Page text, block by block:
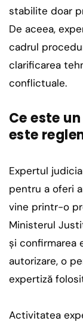
stabilite doar
De aceea,
cadrul
clarificarea
conflictuale.
Ce este
este
Expertul
pentru a oferi
vine printr-o
Ministerul
și confirmarea
autorizare, o
expertiză
Activitatea